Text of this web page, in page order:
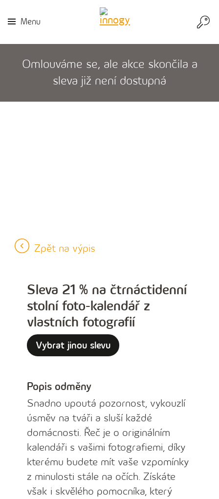
Menu
Omlouváme se, ale akce skončila a
sleva již není dostupná
Zpět na výpis
Sleva 21 % na čtrnáctidenní
stolní foto-kalendář z
vlastních fotografií
Vybrat jinou slevu
Popis odměny
Snadno upoutá pozornost, vykouzlí
úsměv na tváři a sluší každé
domácnosti. Řeč je o originálním
kalendáři s vašimi fotografiemi, díky
kterému budete mít vaše vzpomínky
z minulosti stále na očích. Získáte
však i skvělého pomocníka, který